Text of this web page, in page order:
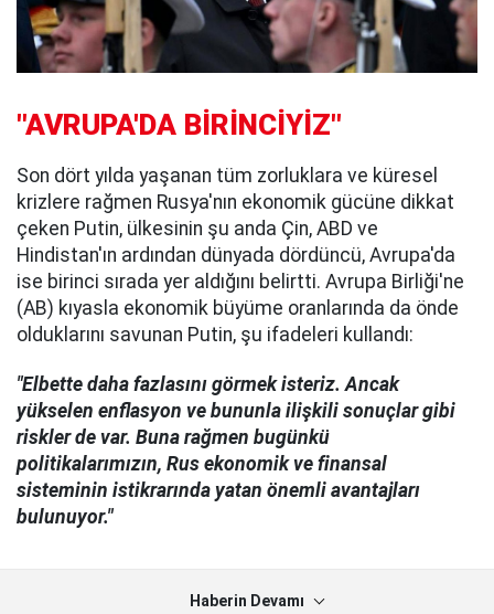
"AVRUPA'DA BİRİNCİYİZ"
Son dört yılda yaşanan tüm zorluklara ve küresel
krizlere rağmen Rusya'nın ekonomik gücüne dikkat
çeken Putin, ülkesinin şu anda Çin, ABD ve
Hindistan'ın ardından dünyada dördüncü, Avrupa'da
ise birinci sırada yer aldığını belirtti. Avrupa Birliği'ne
(AB) kıyasla ekonomik büyüme oranlarında da önde
olduklarını savunan Putin, şu ifadeleri kullandı:
"Elbette daha fazlasını görmek isteriz. Ancak
yükselen enflasyon ve bununla ilişkili sonuçlar gibi
riskler de var. Buna rağmen bugünkü
politikalarımızın, Rus ekonomik ve finansal
sisteminin istikrarında yatan önemli avantajları
bulunuyor."
Haberin Devamı